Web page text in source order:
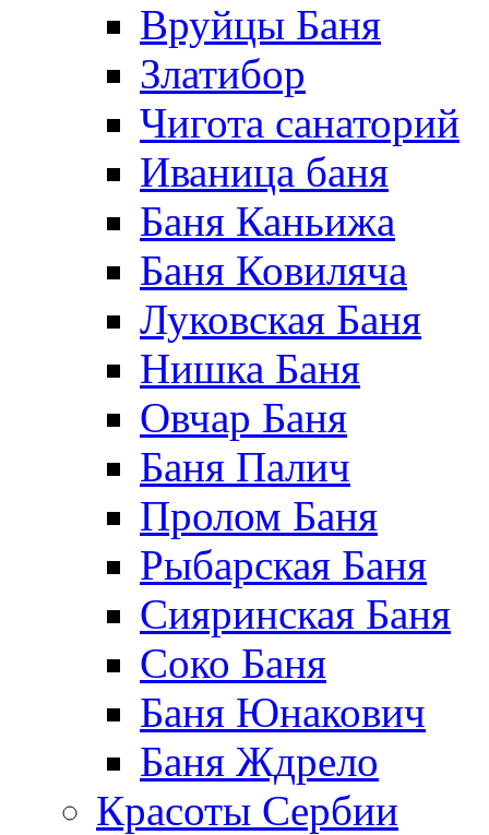
Вруйцы Баня
Златибор
Чигота санаторий
Иваница баня
Баня Каньижа
Баня Ковиляча
Луковская Баня
Нишка Баня
Овчар Баня
Баня Палич
Пролом Баня
Рыбарская Баня
Сияринская Баня
Соко Баня
Баня Юнакович
Баня Ждрело
Красоты Сербии